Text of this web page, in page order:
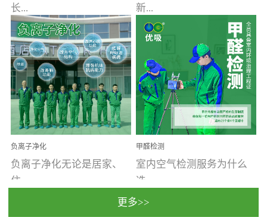
长...
受温度、湿度、基质养
分、通风四个条件影响，
温暖潮湿、营养物质多、
通风缓慢的空间最易滋生
大量霉菌的...
新...
装修完会有甲醛，其实汽
车的甲醛超标问题更为严
重。汽车的空间范围小，
配件、皮具、装饰多，这
些都是汽...
负离子净化
负离子净化无论是居家、
住...
甲醛检测
室内空气检测服务为什么
选...
更多>>